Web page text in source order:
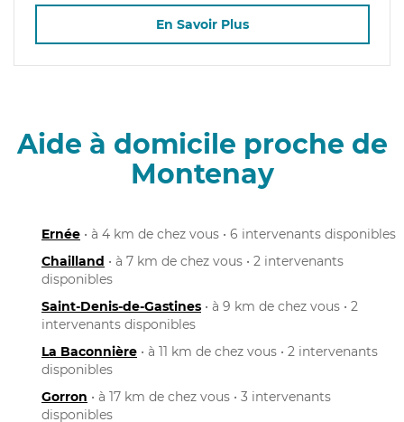
En Savoir Plus
Aide à domicile proche de
Montenay
Ernée • à 4 km de chez vous • 6 intervenants disponibles
Chailland • à 7 km de chez vous • 2 intervenants
disponibles
Saint-Denis-de-Gastines • à 9 km de chez vous • 2
intervenants disponibles
La Baconnière • à 11 km de chez vous • 2 intervenants
disponibles
Gorron • à 17 km de chez vous • 3 intervenants
disponibles